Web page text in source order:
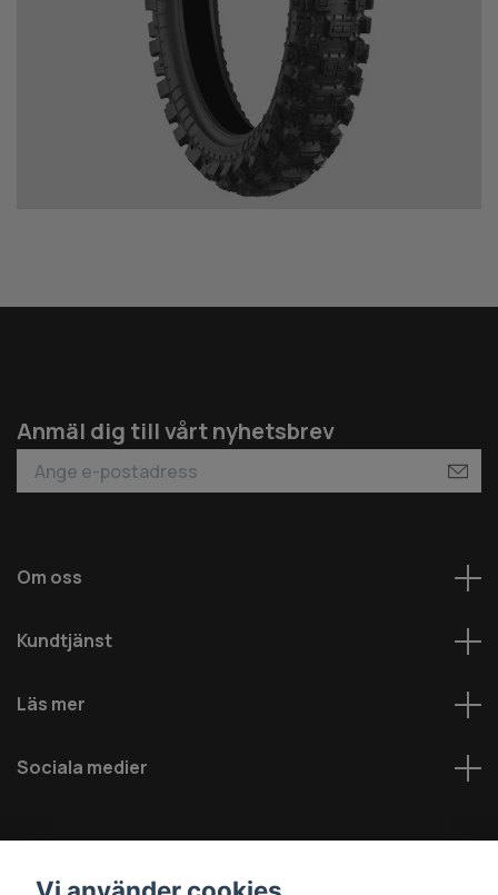
Anmäl dig till vårt nyhetsbrev
Om oss
Kundtjänst
Läs mer
Sociala medier